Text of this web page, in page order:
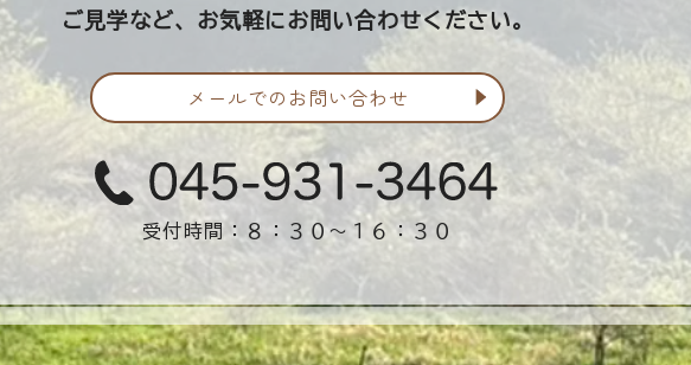
ご見学など、お気軽にお問い合わせください。
メールでの お問い合わせ
受付時間：８：３０〜１６：３０